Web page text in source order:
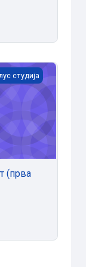
три вијека)
студија
(прва